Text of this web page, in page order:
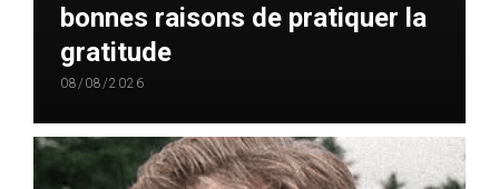
bonnes raisons de pratiquer la
gratitude
08/08/2026